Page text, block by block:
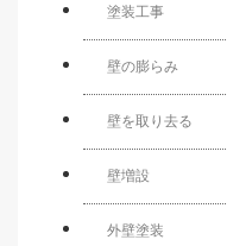
塗装工事
壁の膨らみ
壁を取り去る
壁増設
外壁塗装